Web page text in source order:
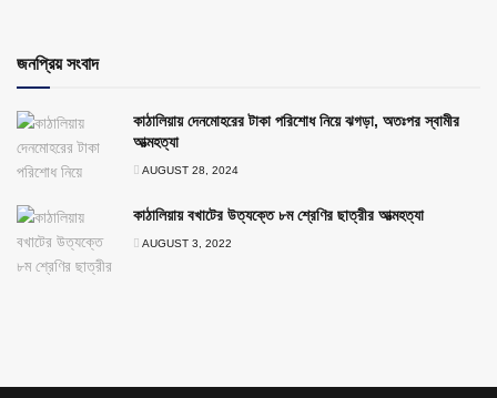
জনপ্রিয় সংবাদ
কাঠালিয়ায় দেনমোহরের টাকা পরিশোধ নিয়ে ঝগড়া, অতঃপর স্বামীর
আত্মহত্যা
AUGUST 28, 2024
কাঠালিয়ায় বখাটের উত্যক্তে ৮ম শ্রেণির ছাত্রীর আত্মহত্যা
AUGUST 3, 2022